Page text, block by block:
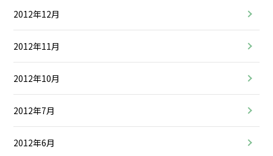
2012年12月
2012年11月
2012年10月
2012年7月
2012年6月